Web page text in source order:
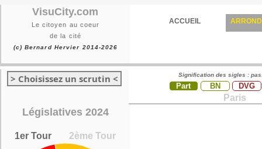
VisuCity.com
Le citoyen au coeur
de la cité
(c) Bernard Hervier 2014-2026
ACCUEIL
> Choisissez un scrutin <
Législatives 2024
1er Tour 2ème Tour
Signification des sigles :
Part BN DVG
Paris